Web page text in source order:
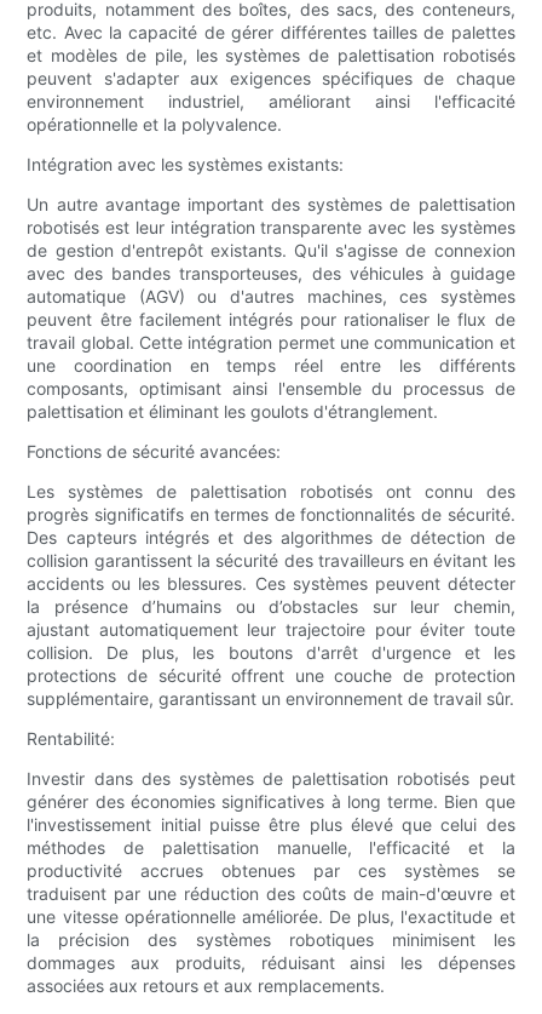
produits, notamment des boîtes, des sacs, des conteneurs,
etc. Avec la capacité de gérer différentes tailles de palettes
et modèles de pile, les systèmes de palettisation robotisés
peuvent s'adapter aux exigences spécifiques de chaque
environnement industriel, améliorant ainsi l'efficacité
opérationnelle et la polyvalence.
Intégration avec les systèmes existants:
Un autre avantage important des systèmes de palettisation
robotisés est leur intégration transparente avec les systèmes
de gestion d'entrepôt existants. Qu'il s'agisse de connexion
avec des bandes transporteuses, des véhicules à guidage
automatique (AGV) ou d'autres machines, ces systèmes
peuvent être facilement intégrés pour rationaliser le flux de
travail global. Cette intégration permet une communication et
une coordination en temps réel entre les différents
composants, optimisant ainsi l'ensemble du processus de
palettisation et éliminant les goulots d'étranglement.
Fonctions de sécurité avancées:
Les systèmes de palettisation robotisés ont connu des
progrès significatifs en termes de fonctionnalités de sécurité.
Des capteurs intégrés et des algorithmes de détection de
collision garantissent la sécurité des travailleurs en évitant les
accidents ou les blessures. Ces systèmes peuvent détecter
la présence d’humains ou d’obstacles sur leur chemin,
ajustant automatiquement leur trajectoire pour éviter toute
collision. De plus, les boutons d'arrêt d'urgence et les
protections de sécurité offrent une couche de protection
supplémentaire, garantissant un environnement de travail sûr.
Rentabilité:
Investir dans des systèmes de palettisation robotisés peut
générer des économies significatives à long terme. Bien que
l'investissement initial puisse être plus élevé que celui des
méthodes de palettisation manuelle, l'efficacité et la
productivité accrues obtenues par ces systèmes se
traduisent par une réduction des coûts de main-d'œuvre et
une vitesse opérationnelle améliorée. De plus, l'exactitude et
la précision des systèmes robotiques minimisent les
dommages aux produits, réduisant ainsi les dépenses
associées aux retours et aux remplacements.